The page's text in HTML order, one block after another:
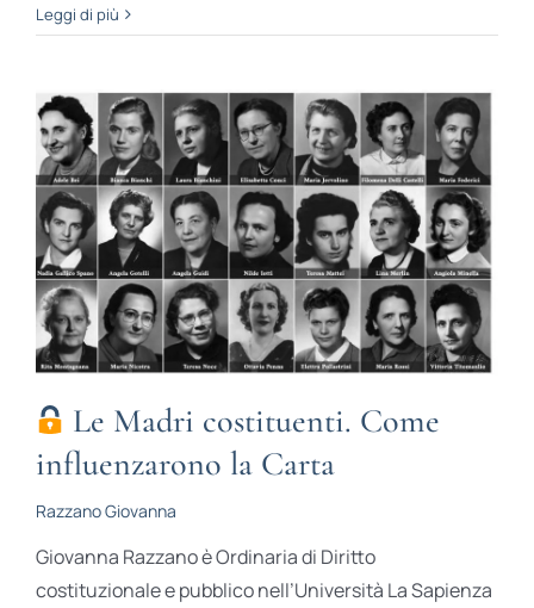
Leggi di più
Le Madri costituenti. Come
influenzarono la Carta
Razzano Giovanna
Giovanna Razzano è Ordinaria di Diritto
costituzionale e pubblico nell’Università La Sapienza